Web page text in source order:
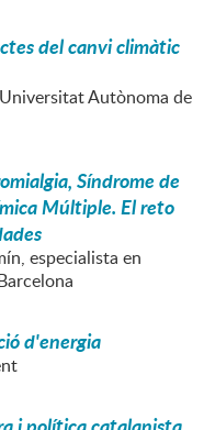
del canvi climàtic
Autònoma de
Síndrome de
Múltiple. El reto
especialista en
d'energia